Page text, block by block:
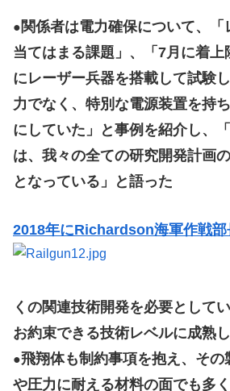
●関係者は電力確保について、「
当てはまる課題」、「7月に着
にレーザー兵器を搭載して試験
力でなく、特別な電源装置を持
にしていた」と事例を紹介し、
は、我々の全ての研究開発計画
となっている」と語った
2018年にRichardson海軍作戦部
くの関連技術開発を必要として
お約束できる技術レベルに成熟
●飛翔体も制約事項を抱え、その
や圧力に耐える材料の面でも多